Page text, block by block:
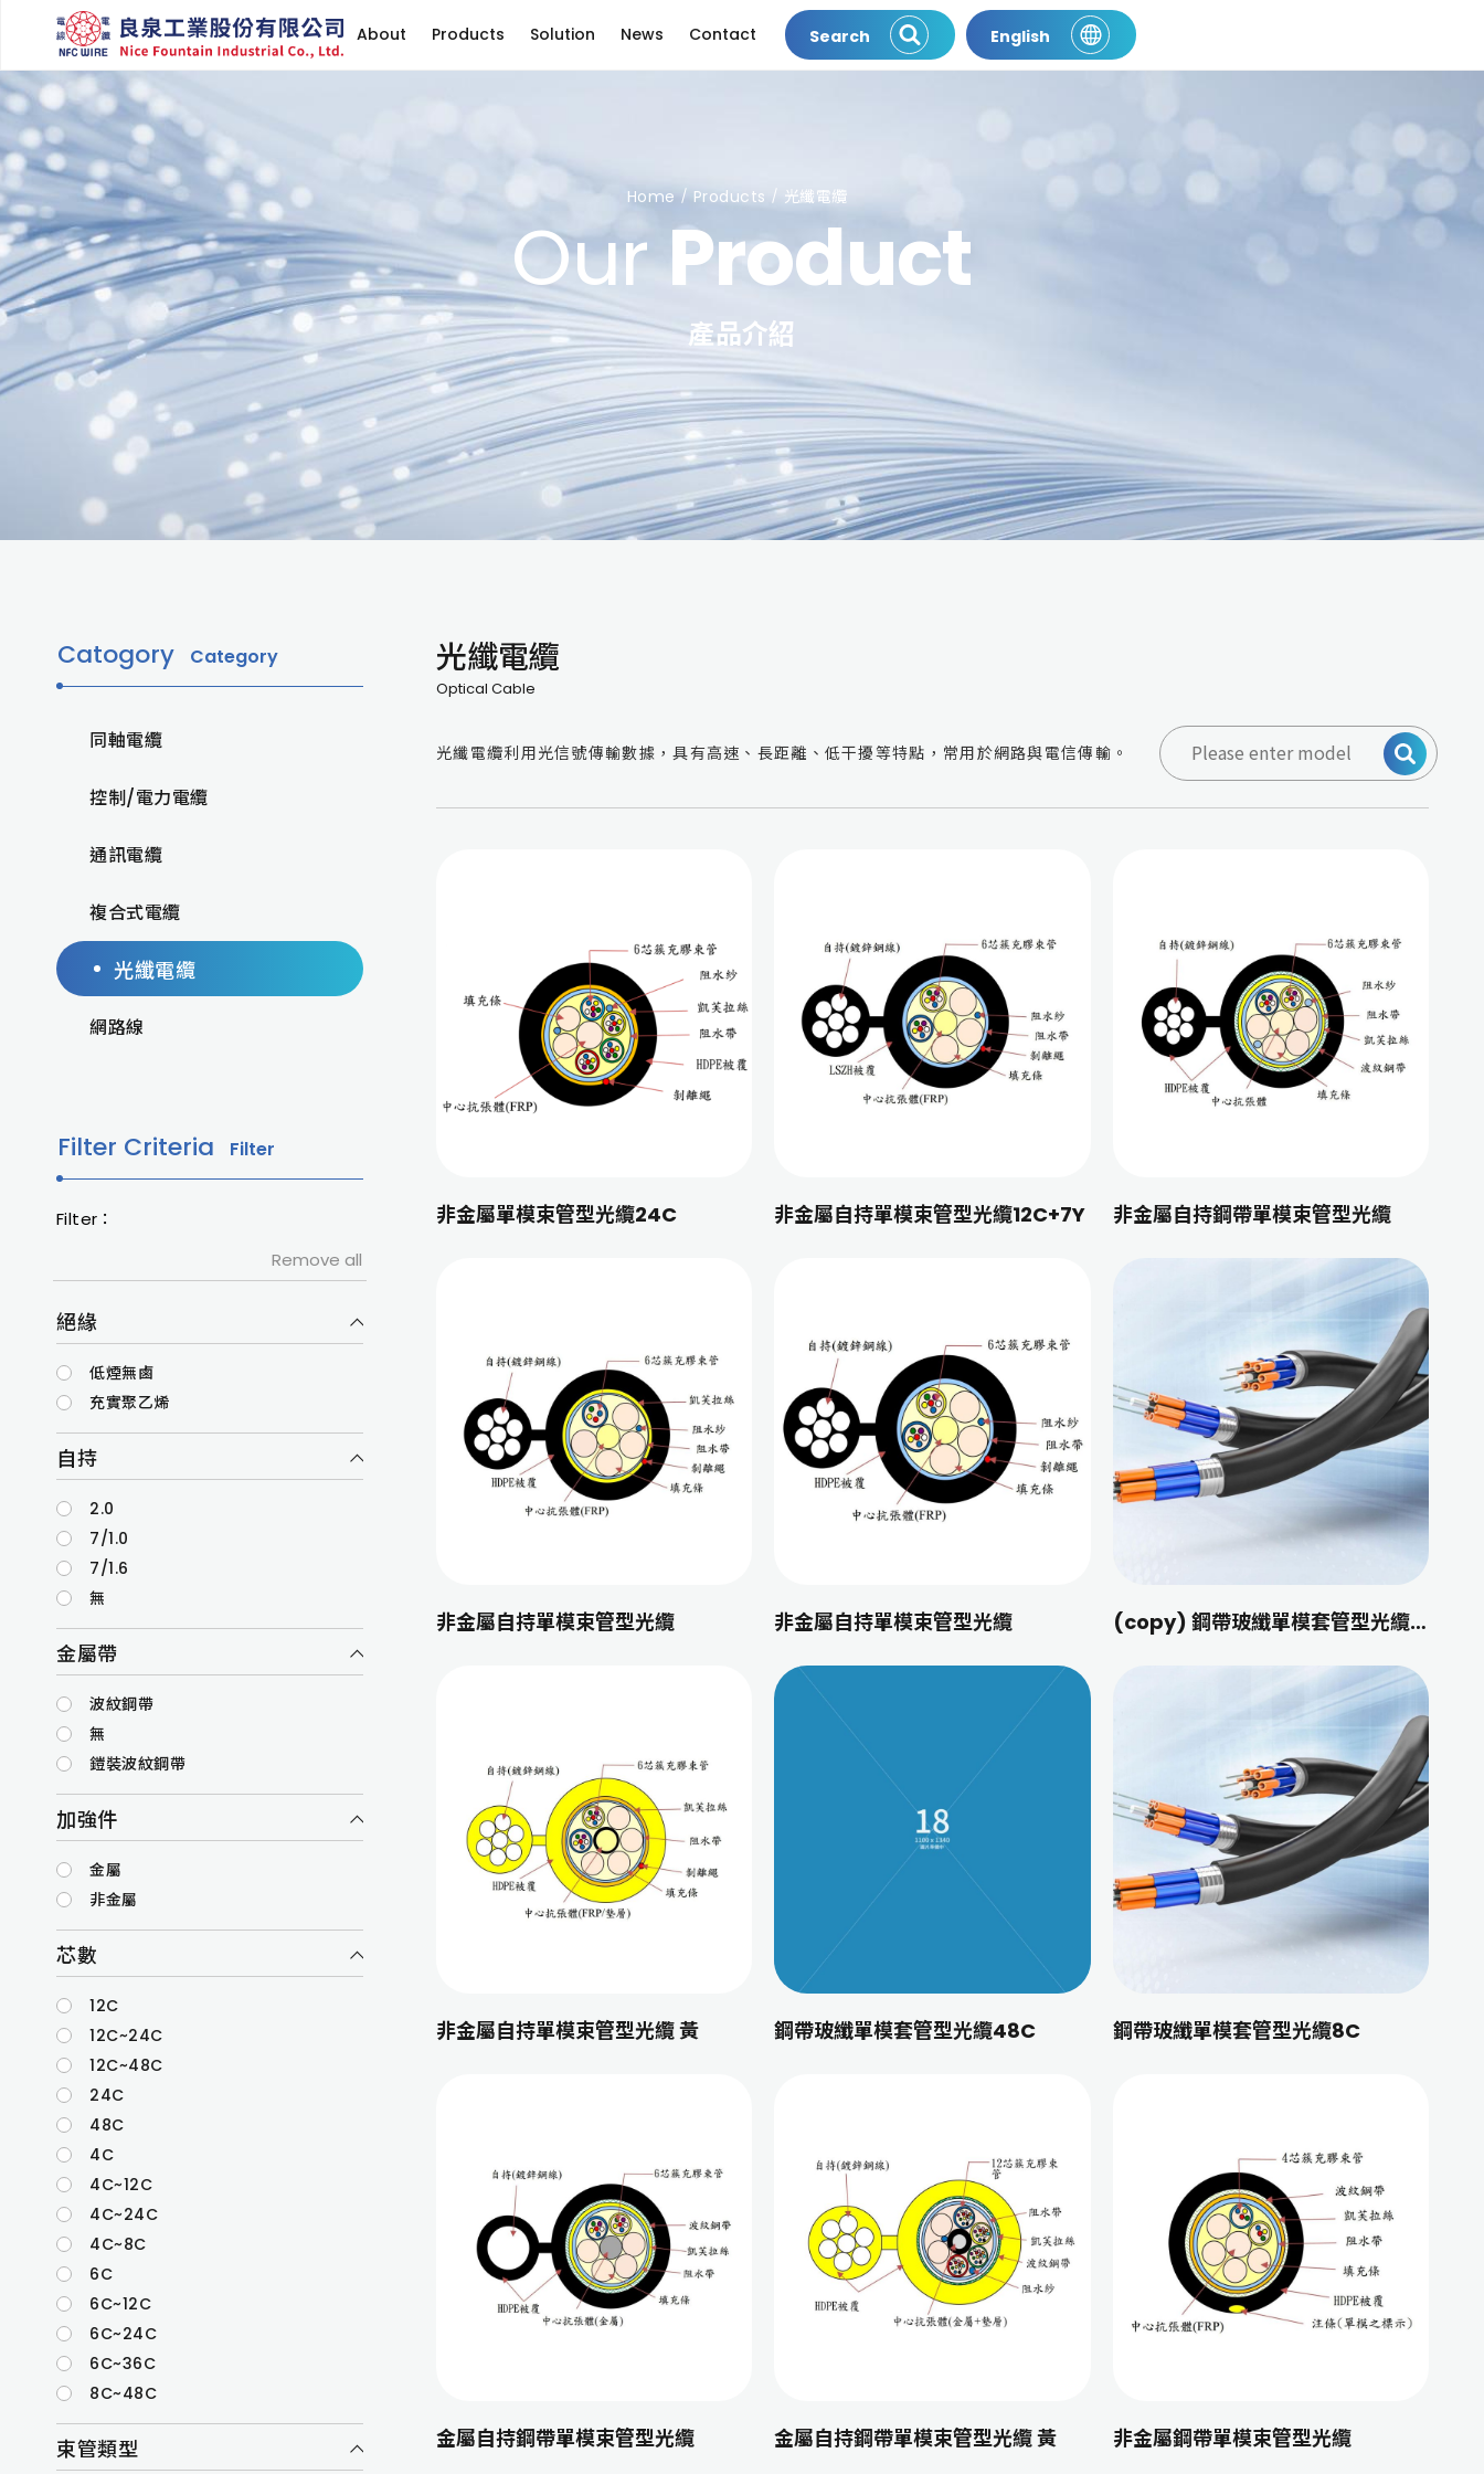
About Products Solution News Contact Search English
Home Products 光纖電纜
OurProduct
產品介紹
Catogory Category
同軸電纜
控制/電力電纜
通訊電纜
複合式電纜
光纖電纜
網路線
Filter Criteria Filter
Filter：
Remove all
絕緣
低煙無鹵
充實聚乙烯
自持
2.0
7/1.0
7/1.6
無
金屬帶
波紋鋼帶
無
鎧裝波紋鋼帶
加強件
金屬
非金屬
芯數
12C
12C~24C
12C~48C
24C
48C
4C
4C~12C
4C~24C
4C~8C
6C
6C~12C
6C~24C
6C~36C
8C~48C
束管類型
光纖電纜
Optical Cable
光纖電纜利用光信號傳輸數據，具有高速、長距離、低干擾等特點，常用於網路與電信傳輸。
非金屬單模束管型光纜24C 非金屬自持單模束管型光纜12C+7Y 非金屬自持鋼帶單模束管型光纜
非金屬自持單模束管型光纜 非金屬自持單模束管型光纜 (copy) 鋼帶玻纖單模套管型光纜8C
非金屬自持單模束管型光纜 黃 鋼帶玻纖單模套管型光纜48C 鋼帶玻纖單模套管型光纜8C
金屬自持鋼帶單模束管型光纜 金屬自持鋼帶單模束管型光纜 黃 非金屬鋼帶單模束管型光纜